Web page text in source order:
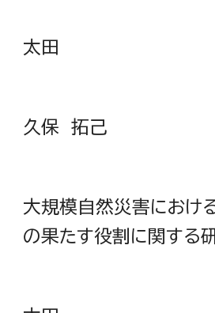
太田
久保 拓己
大規模自然災害におけ
の果たす役割に関する